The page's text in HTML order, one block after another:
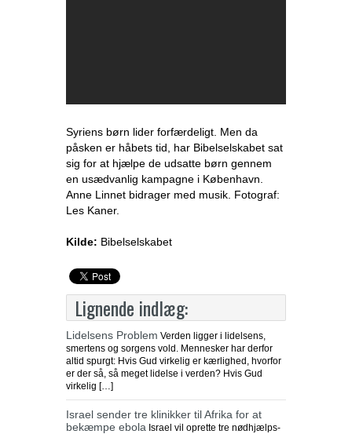
Syriens børn lider forfærdeligt. Men da
påsken er håbets tid, har Bibelselskabet sat
sig for at hjælpe de udsatte børn gennem
en usædvanlig kampagne i København.
Anne Linnet bidrager med musik. Fotograf:
Les Kaner.
Kilde: Bibelselskabet
Lignende indlæg:
Lidelsens Problem Verden ligger i lidelsens,
smertens og sorgens vold. Mennesker har derfor
altid spurgt: Hvis Gud virkelig er kærlighed, hvorfor
er der så, så meget lidelse i verden? Hvis Gud
virkelig […]
Israel sender tre klinikker til Afrika for at
bekæmpe ebola Israel vil oprette tre nødhjælps-